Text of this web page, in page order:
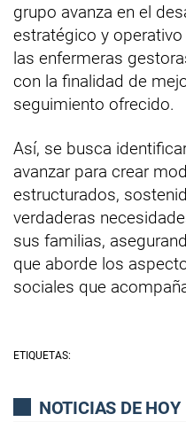
grupo avanza en el
estratégico y
las enfermeras
con la finalidad de
seguimiento ofrecido.
Así, se busca
avanzar para crear
estructurados,
verdaderas
sus familias,
que aborde los
sociales que
ETIQUETAS:
NOTICIAS DE HOY